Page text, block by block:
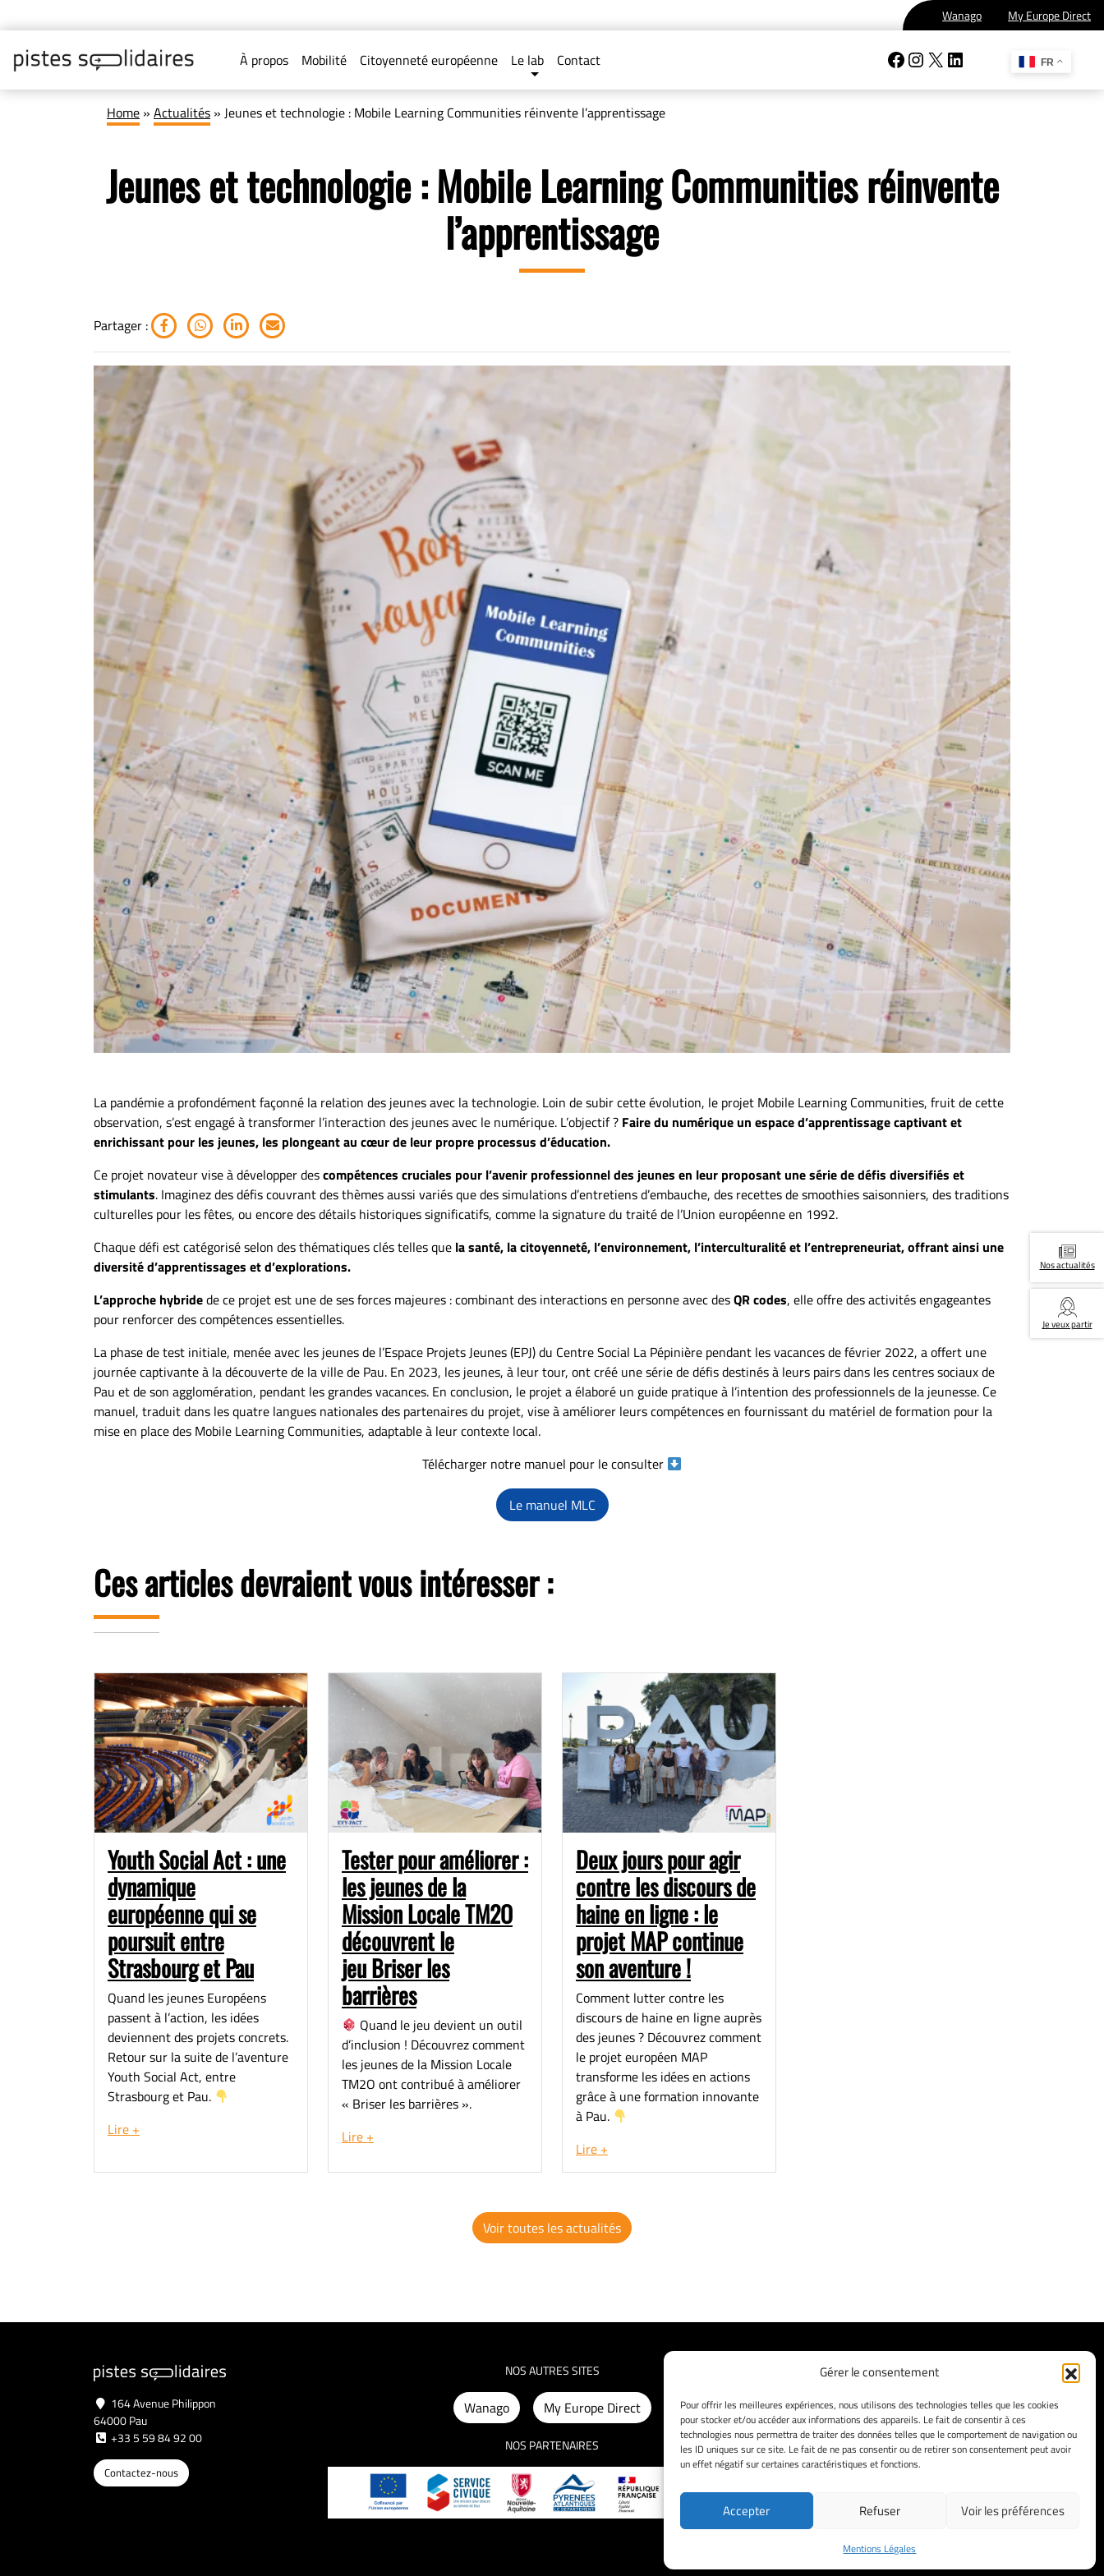
Gérer le consentement
Pour offrir les meilleures expériences, nous utilisons des technologies telles que les cookies
pour stocker et/ou accéder aux informations des appareils. Le fait de consentir à ces
technologies nous permettra de traiter des données telles que le comportement de navigation ou
les ID uniques sur ce site. Le fait de ne pas consentir ou de retirer son consentement peut avoir
un effet négatif sur certaines caractéristiques et fonctions.
Accepter Refuser Voir les préférences
Mentions Légales
Wanago My Europe Direct
À propos Mobilité Citoyenneté européenne Le lab Contact Facebook
Instagram
X LinkedIn FR
Home » Actualités » Jeunes et technologie : Mobile Learning Communities réinvente l’apprentissage
Jeunes et technologie : Mobile Learning Communities réinvente
l’apprentissage
Partager :
La pandémie a profondément façonné la relation des jeunes avec la technologie. Loin de subir cette évolution, le projet Mobile Learning Communities, fruit de cette
observation, s’est engagé à transformer l’interaction des jeunes avec le numérique. L’objectif ? Faire du numérique un espace d’apprentissage captivant et
enrichissant pour les jeunes, les plongeant au cœur de leur propre processus d’éducation.
Ce projet novateur vise à développer descompétences cruciales pour l’avenir professionnel des jeunes en leur proposant une série de défis diversifiés et
stimulants. Imaginez des défis couvrant des thèmes aussi variés que des simulations d’entretiens d’embauche, des recettes de smoothies saisonniers, des traditions
culturelles pour les fêtes, ou encore des détails historiques significatifs, comme la signature du traité de l’Union européenne en 1992.
Chaque défi est catégorisé selon des thématiques clés telles que la santé, la citoyenneté, l’environnement, l’interculturalité et l’entrepreneuriat, offrant ainsi une
diversité d’apprentissages et d’explorations.
L’approche hybridede ce projet est une de ses forces majeures : combinant des interactions en personne avec desQR codes, elle offre des activités engageantes
pour renforcer des compétences essentielles.
La phase de test initiale, menée avec les jeunes de l’Espace Projets Jeunes (EPJ) du Centre Social La Pépinière pendant les vacances de février 2022, a offert une
journée captivante à la découverte de la ville de Pau. En 2023, les jeunes, à leur tour, ont créé une série de défis destinés à leurs pairs dans les centres sociaux de
Pau et de son agglomération, pendant les grandes vacances. En conclusion, le projet a élaboré un guide pratique à l’intention des professionnels de la jeunesse. Ce
manuel, traduit dans les quatre langues nationales des partenaires du projet, vise à améliorer leurs compétences en fournissant du matériel de formation pour la
mise en place des Mobile Learning Communities, adaptable à leur contexte local.
Télécharger notre manuel pour le consulter
Le manuel MLC
Ces articles devraient vous intéresser :
Youth Social Act : une
dynamique
européenne qui se
poursuit entre
Strasbourg et Pau
Quand les jeunes Européens
passent à l’action, les idées
deviennent des projets concrets.
Retour sur la suite de l’aventure
Youth Social Act, entre
Strasbourg et Pau.
Lire +
Tester pour améliorer :
les jeunes de la
Mission Locale TM2O
découvrent le
jeu Briser les
barrières
Quand le jeu devient un outil
d’inclusion ! Découvrez comment
les jeunes de la Mission Locale
TM2O ont contribué à améliorer
« Briser les barrières ».
Lire +
Deux jours pour agir
contre les discours de
haine en ligne : le
projet MAP continue
son aventure !
Comment lutter contre les
discours de haine en ligne auprès
des jeunes ? Découvrez comment
le projet européen MAP
transforme les idées en actions
grâce à une formation innovante
à Pau.
Lire +
Voir toutes les actualités
164 Avenue Philippon
64000 Pau
+33 5 59 84 92 00
Contactez-nous
NOS AUTRES SITES
Wanago My Europe Direct
NOS PARTENAIRES
Facebook
Mentions Légales
Politique de confidentialité
Tous droits réservés
Nos actualités
Je veux partir